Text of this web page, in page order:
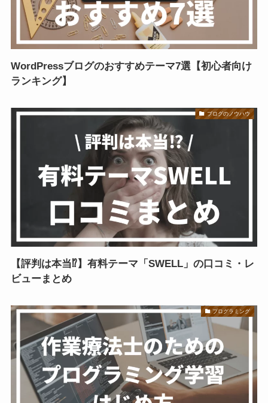
WordPressブログのおすすめテーマ7選【初心者向け
ランキング】
ブログのノウハウ
【評判は本当⁉】有料テーマ「SWELL」の口コミ・レ
ビューまとめ
プログラミング